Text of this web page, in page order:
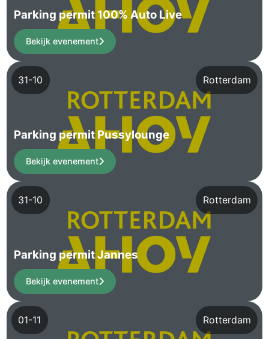
Parking permit 100% Auto Live
Bekijk evenement
Rotterdam
31-10
Parking permit Pussylounge
Bekijk evenement
Rotterdam
31-10
Parking permit Jannes
Bekijk evenement
Rotterdam
01-11